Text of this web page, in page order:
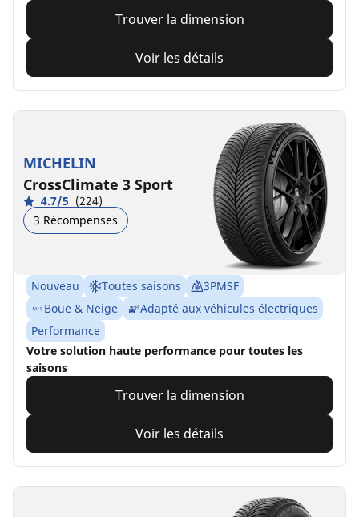
Trouver la dimension
Voir les détails
MICHELIN
CrossClimate 3 Sport
4.7/5 (224)
3 Récompenses
Nouveau Toutes saisons
3PMSF
Boue & Neige
Adapté aux véhicules électriques
Performance
Votre solution haute performance pour toutes les
saisons
Trouver la dimension
Voir les détails